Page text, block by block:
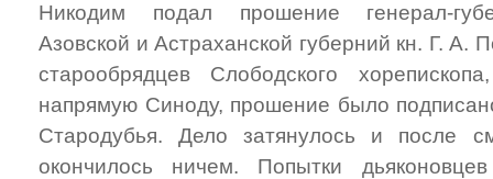
Никодим подал прошение генерал-
Азовской и Астраханской губерний кн. Г. А.
старообрядцев Слободского
напрямую Синоду, прошение было
Стародубья. Дело затянулось и после
окончилось ничем. Попытки